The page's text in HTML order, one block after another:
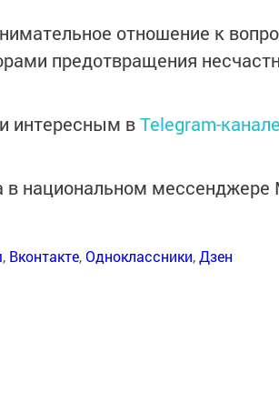
отношение к
предотвращения
интересным вTelegram-канале
в национальном мессенджере
, Вконтакте,Одноклассники,Дзен